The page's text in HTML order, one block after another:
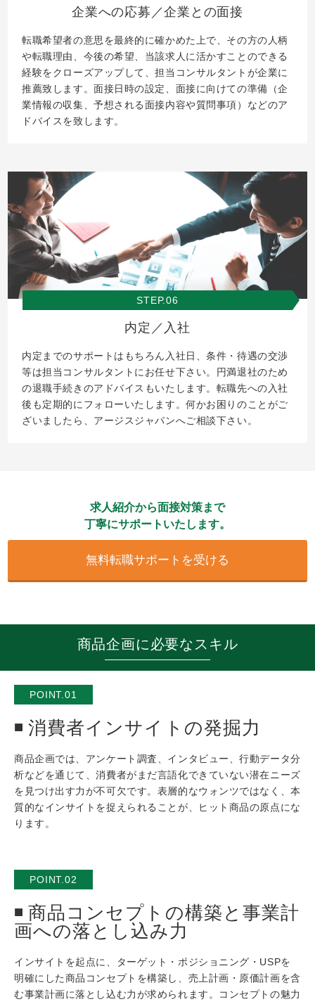
企業への応募／企業との面接
転職希望者の意思を最終的に確かめた上で、その方の人柄
や転職理由、今後の希望、当該求人に活かすことのできる
経験をクローズアップして、担当コンサルタントが企業に
推薦致します。面接日時の設定、面接に向けての準備（企
業情報の収集、予想される面接内容や質問事項）などのア
ドバイスを致します。
STEP.06
内定／入社
内定までのサポートはもちろん入社日、条件・待遇の交渉
等は担当コンサルタントにお任せ下さい。円満退社のため
の退職手続きのアドバイスもいたします。転職先への入社
後も定期的にフォローいたします。何かお困りのことがご
ざいましたら、アージスジャパンへご相談下さい。
求人紹介から面接対策まで
丁寧にサポートいたします。
無料転職サポートを受ける
商品企画に必要なスキル
POINT.01
消費者インサイトの発掘力
商品企画では、アンケート調査、インタビュー、行動データ分
析などを通じて、消費者がまだ言語化できていない潜在ニーズ
を見つけ出す力が不可欠です。表層的なウォンツではなく、本
質的なインサイトを捉えられることが、ヒット商品の原点にな
ります。
POINT.02
商品コンセプトの構築と事業計
画への落とし込み力
インサイトを起点に、ターゲット・ポジショニング・USPを
明確にした商品コンセプトを構築し、売上計画・原価計画を含
む事業計画に落とし込む力が求められます。コンセプトの魅力